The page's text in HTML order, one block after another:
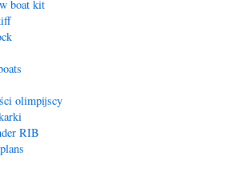
boat kit
olimpijscy
RIB